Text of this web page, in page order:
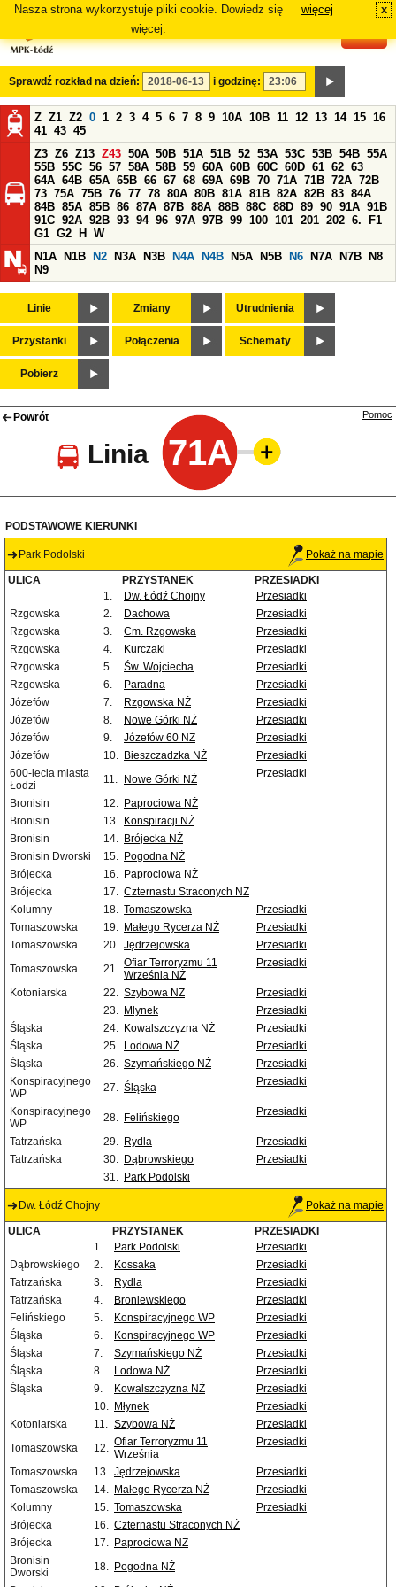
Nasza strona wykorzystuje pliki cookie. Dowiedz się
więcej.
więcej x
Sprawdź rozkład na dzień: i godzinę:
Z Z1 Z2 0 1 2 3 4 5 6 7 8 9 10A 10B 11 12 13 14 15 16
41 43 45
Z3 Z6 Z13 Z43 50A 50B 51A 51B 52 53A 53C 53B 54B 55A
55B 55C 56 57 58A 58B 59 60A 60B 60C 60D 61 62 63
64A 64B 65A 65B 66 67 68 69A 69B 70 71A 71B 72A 72B
73 75A 75B 76 77 78 80A 80B 81A 81B 82A 82B 83 84A
84B 85A 85B 86 87A 87B 88A 88B 88C 88D 89 90 91A 91B
91C 92A 92B 93 94 96 97A 97B 99 100 101 201 202 6.
F1
G1 G2 H
W
N1A
N1B N2 N3A N3B N4A N4B N5A N5B N6 N7A N7B
N8
N9
Linie Zmiany Utrudnienia
Przystanki Połączenia Schematy
Pobierz
Powrót
Linia 71A
Pomoc
PODSTAWOWE KIERUNKI
Park Podolski Pokaż na mapie
ULICA PRZYSTANEK
PRZESIADKI
1.
Dw. Łódź Chojny
Przesiadki
Rzgowska
2. Dachowa
Przesiadki
Rzgowska
3. Cm. Rzgowska
Przesiadki
Rzgowska
4. Kurczaki
Przesiadki
Rzgowska
5. Św. Wojciecha
Przesiadki
Rzgowska
6. Paradna
Przesiadki
Józefów
7. Rzgowska NŻ
Przesiadki
Józefów
8. Nowe Górki NŻ
Przesiadki
Józefów
9. Józefów 60 NŻ
Przesiadki
Józefów
10. Bieszczadzka NŻ
Przesiadki
600-lecia miasta
Łodzi
11. Nowe Górki NŻ Przesiadki
Bronisin 12. Paprociowa NŻ
Bronisin
13. Konspiracji NŻ
Bronisin
14. Brójecka NŻ
Bronisin Dworski
15. Pogodna NŻ
Brójecka
16. Paprociowa NŻ
Brójecka
17. Czternastu Straconych NŻ
Kolumny
18. Tomaszowska
Przesiadki
Tomaszowska
19. Małego Rycerza NŻ
Przesiadki
Tomaszowska
20. Jędrzejowska
Przesiadki
Tomaszowska
21. Ofiar Terroryzmu 11
Września NŻ
Przesiadki
Kotoniarska 22. Szybowa NŻ
Przesiadki
23. Młynek
Przesiadki
Śląska
24. Kowalszczyzna NŻ
Przesiadki
Śląska
25. Lodowa NŻ
Przesiadki
Śląska
26. Szymańskiego NŻ
Przesiadki
Konspiracyjnego
WP
27. Śląska Przesiadki
Konspiracyjnego
WP
28. Felińskiego Przesiadki
Tatrzańska 29. Rydla
Przesiadki
Tatrzańska
30. Dąbrowskiego
Przesiadki
31. Park Podolski
Dw. Łódź Chojny Pokaż na mapie
ULICA PRZYSTANEK
PRZESIADKI
1.
Park Podolski
Przesiadki
Dąbrowskiego
2. Kossaka
Przesiadki
Tatrzańska
3. Rydla
Przesiadki
Tatrzańska
4. Broniewskiego
Przesiadki
Felińskiego
5. Konspiracyjnego WP
Przesiadki
Śląska
6. Konspiracyjnego WP
Przesiadki
Śląska
7. Szymańskiego NŻ
Przesiadki
Śląska
8. Lodowa NŻ
Przesiadki
Śląska
9. Kowalszczyzna NŻ
Przesiadki
10. Młynek
Przesiadki
Kotoniarska
11. Szybowa NŻ
Przesiadki
Tomaszowska
12. Ofiar Terroryzmu 11
Września
Przesiadki
Tomaszowska 13. Jędrzejowska
Przesiadki
Tomaszowska
14. Małego Rycerza NŻ
Przesiadki
Kolumny
15. Tomaszowska
Przesiadki
Brójecka
16. Czternastu Straconych NŻ
Brójecka
17. Paprociowa NŻ
Bronisin
Dworski
18. Pogodna NŻ